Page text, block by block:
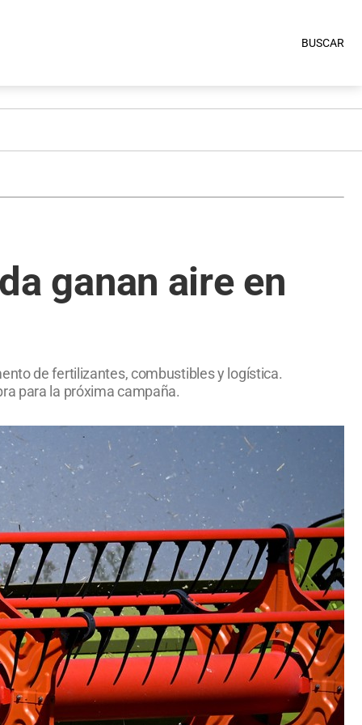
BUSCAR
ganan aire en
de fertilizantes, combustibles y logística.
para la próxima campaña.